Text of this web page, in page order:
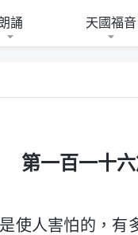
誦 天國福音
第一百一十
使人害怕的，有